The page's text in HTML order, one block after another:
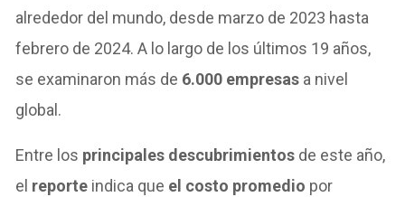
alrededor del mundo, desde marzo de 2023 hasta
febrero de 2024. A lo largo de los últimos 19 años,
se examinaron más de 6.000 empresas a nivel
global.
Entre los principales descubrimientos de este año,
el reporte indica que el costo promedio por